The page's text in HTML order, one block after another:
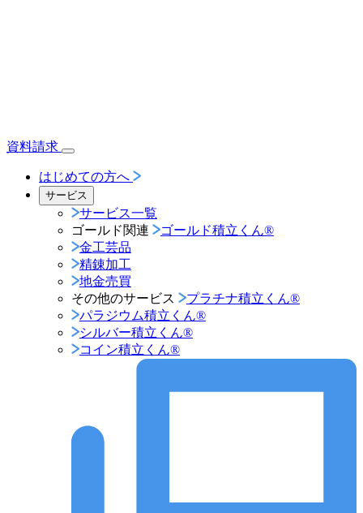
資料請求
はじめての方へ
サービス
サービス一覧
ゴールド関連
ゴールド積立くん®︎
金工芸品
精錬加工
地金売買
その他のサービス
プラチナ積立くん®︎
パラジウム積立くん®︎
シルバー積立くん®︎
コイン積立くん®︎